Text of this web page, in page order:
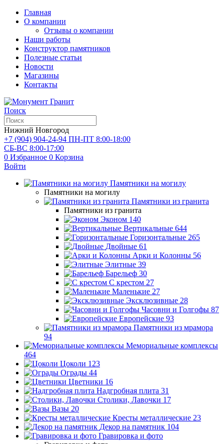
Главная
О компании
Отзывы о компании
Наши работы
Конструктор памятников
Полезные статьи
Новости
Магазины
Контакты
Поиск
Нижний Новгород
+7 (904) 904-24-94 ПН-ПТ 8:00-18:00
СБ-ВС 8:00-17:00
0 Избранное 0 Корзина
Войти
Памятники на могилу
Памятники на могилу
Памятники из гранита
Памятники из гранита
Эконом 140
Вертикальные 644
Горизонтальные 265
Двойные 61
Арки и Колонны 56
Элитные 39
Барельеф 30
С крестом 27
Маленькие 27
Эксклюзивные 28
Часовни и Голгофы 87
Европейские 93
Памятники из мрамора
94
Мемориальные комплексы
464
Цоколи 123
Ограды 44
Цветники 16
Надгробная плита 31
Столики, Лавочки 17
Вазы 20
Кресты металлические 23
Декор на памятник 104
Гравировка и фото